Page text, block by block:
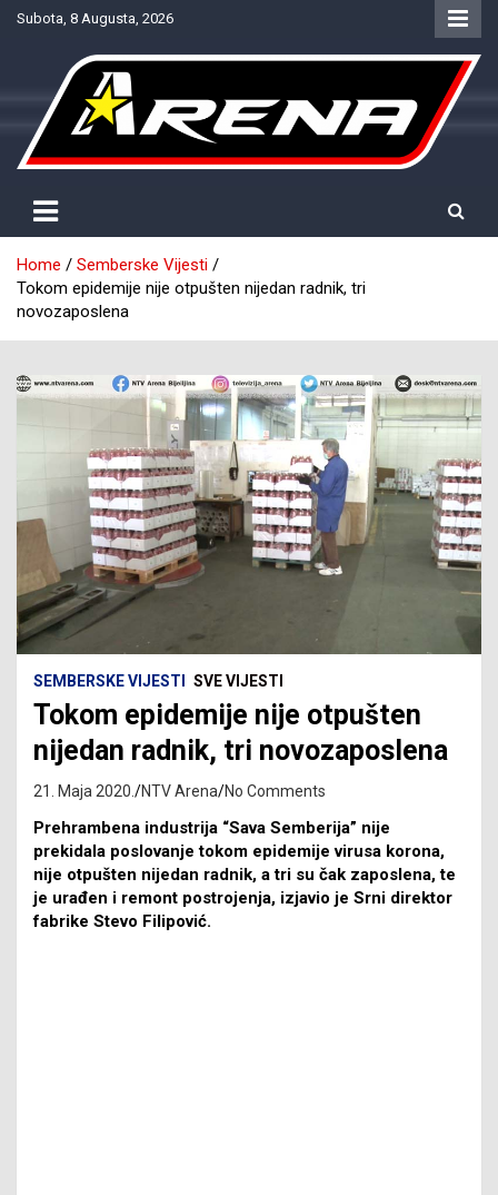
SkipSubota, 8 Augusta, 2026
NTV Arena
Home
Semberske Vijesti
Tokom epidemije nije otpušten nijedan radnik, tri
novozaposlena
SEMBERSKE VIJESTI SVE VIJESTI
Tokom epidemije nije otpušten
nijedan radnik, tri novozaposlena
21. Maja 2020. NTV Arena No Comments
Prehrambena industrija “Sava Semberija” nije
prekidala poslovanje tokom epidemije virusa korona,
nije otpušten nijedan radnik, a tri su čak zaposlena, te
je urađen i remont postrojenja, izjavio je Srni direktor
fabrike Stevo Filipović.